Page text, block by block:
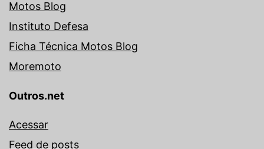
Motos Blog
Instituto Defesa
Ficha Técnica Motos Blog
Moremoto
Outros.net
Acessar
Feed de posts